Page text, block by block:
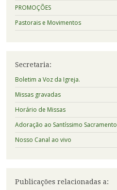
PROMOÇÕES
Pastorais e Movimentos
Secretaria:
Boletim a Voz da Igreja.
Missas gravadas
Horário de Missas
Adoração ao Santíssimo Sacramento
Nosso Canal ao vivo
Publicações relacionadas a: